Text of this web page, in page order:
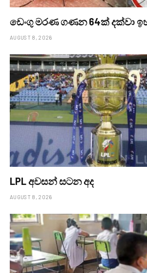
ඩෙංගු මරණ ගණන 64ක් දක්වා
AUGUST 8, 2026
LPL අවසන් සටන අද
AUGUST 8, 2026